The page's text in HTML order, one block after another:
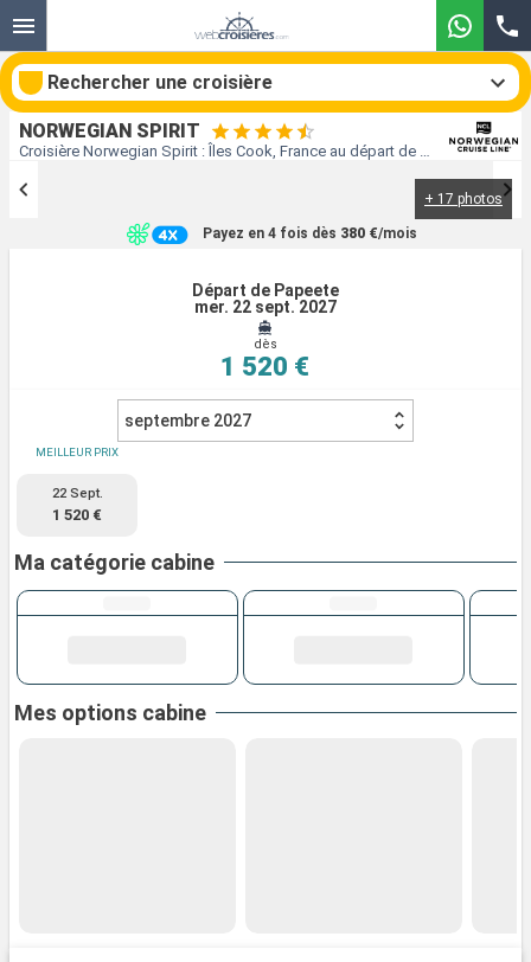
Croisière Norwegian Spirit : Îles Cook, France au départ de Papeete
NORWEGIAN SPIRIT
+ 17 photos
Départ de Papeete
mer. 22 sept. 2027
dès
1 520 €
Payez en 4 fois dès 380 €/mois
septembre 2027
MEILLEUR PRIX
22 Sept.
1 520 €
Ma catégorie cabine
Mes options cabine
Rechercher une croisière
Rechercher